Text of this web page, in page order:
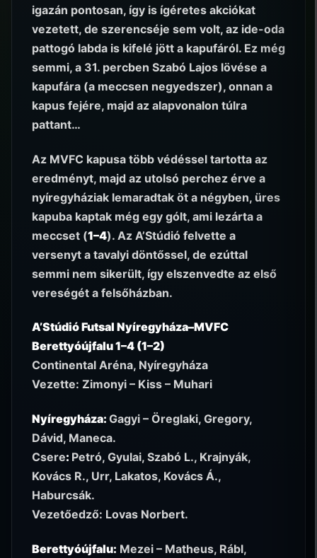
igazán pontosan, így is ígéretes akciókat
vezetett, de szerencséje sem volt, az ide-oda
pattogó labda is kifelé jött a kapufáról. Ez még
semmi, a 31. percben Szabó Lajos lövése a
kapufára (a meccsen negyedszer), onnan a
kapus fejére, majd az alapvonalon túlra
pattant…
Az MVFC kapusa több védéssel tartotta az
eredményt, majd az utolsó perchez érve a
nyíregyháziak lemaradtak öt a négyben, üres
kapuba kaptak még egy gólt, ami lezárta a
meccset (1–4). Az A’Stúdió felvette a
versenyt a tavalyi döntőssel, de ezúttal
semmi nem sikerült, így elszenvedte az első
vereségét a felsőházban.
A’Stúdió Futsal Nyíregyháza–MVFC
Berettyóújfalu 1–4 (1–2)
Continental Aréna, Nyíregyháza
Vezette: Zimonyi – Kiss – Muhari
Nyíregyháza: Gagyi – Öreglaki, Gregory,
Dávid, Maneca.
Csere: Petró, Gyulai, Szabó L., Krajnyák,
Kovács R., Urr, Lakatos, Kovács Á.,
Haburcsák.
Vezetőedző: Lovas Norbert.
Berettyóújfalu: Mezei – Matheus, Rábl,